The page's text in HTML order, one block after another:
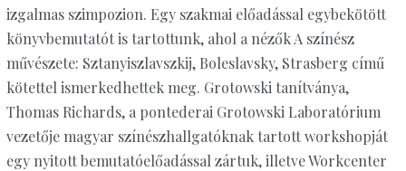
izgalmas szimpozion. Egy szakmai előadással egybekötött
könyvbemutatót is tartottunk, ahol a nézők A színész
művészete: Sztanyiszlavszkij, Boleslavsky, Strasberg című
kötettel ismerkedhettek meg. Grotowski tanítványa,
Thomas Richards, a pontederai Grotowski Laboratórium
vezetője magyar színészhallgatóknak tartott workshopját
egy nyitott bemutatóelőadással zártuk, illetve Workcenter